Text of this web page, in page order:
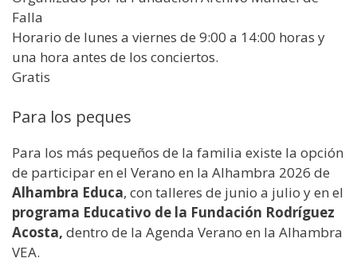
Falla
Horario de lunes a viernes de 9:00 a 14:00 horas y
una hora antes de los conciertos.
Gratis
Para los peques
Para los más pequeños de la familia existe la opción
de participar en el Verano en la Alhambra 2026 de
Alhambra Educa, con talleres de junio a julio y en el
programa Educativo de la Fundación Rodríguez
Acosta, dentro de la Agenda Verano en la Alhambra
VEA.